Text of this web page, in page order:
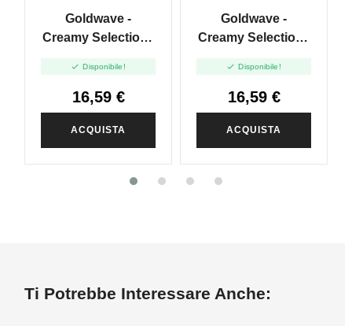
Goldwave -
Creamy Selection -
Shot 20ml
 Disponibile!
16,59 €
ACQUISTA
Goldwave -
Creamy Selection -
20ml
 Disponibile!
16,59 €
ACQUISTA
Ti Potrebbe Interessare Anche: